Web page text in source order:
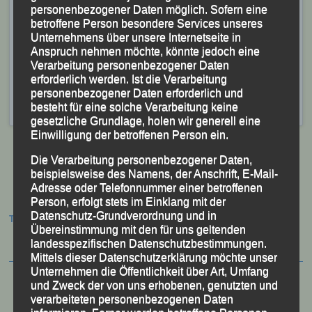
Meldungen sind nach Einzahlung/Überweisung der
Startgebühren (5,00 Euro pro Disziplin auf Konto IBAN
DE 11 7405 0000 0240 0037 64 bei der Sparkasse
Passau) an Sportfestleiter Siegfried Kapfer zu senden.
VeröffentlichtinAktuelles ,Archiv 2026|Markiert mit
Behördensportfes,Behördensportfest Passau,Passau
Beitragsnavigation
Termine:
personenbezogener Daten möglich. Sofern eine
betroffene Person besondere Services unseres
Unternehmens über unsere Internetseite in
Anspruch nehmen möchte, könnte jedoch eine
Verarbeitung personenbezogener Daten
erforderlich werden. Ist die Verarbeitung
personenbezogener Daten erforderlich und
besteht für eine solche Verarbeitung keine
gesetzliche Grundlage, holen wir generell eine
Einwilligung der betroffenen Person ein.
Die Verarbeitung personenbezogener Daten,
beispielsweise des Namens, der Anschrift, E-Mail-
Adresse oder Telefonnummer einer betroffenen
Person, erfolgt stets im Einklang mit der
Datenschutz-Grundverordnung und in
Übereinstimmung mit den für uns geltenden
landesspezifischen Datenschutzbestimmungen.
Mittels dieser Datenschutzerklärung möchte unser
Unternehmen die Öffentlichkeit über Art, Umfang
und Zweck der von uns erhobenen, genutzten und
verarbeiteten personenbezogenen Daten